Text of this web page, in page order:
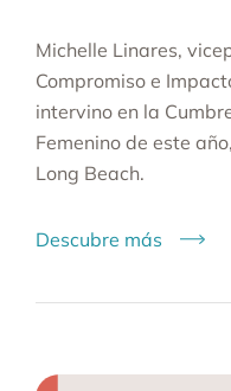
Michelle Linares,
Compromiso e
intervino en la
Femenino de este
Long Beach.
Descubre más